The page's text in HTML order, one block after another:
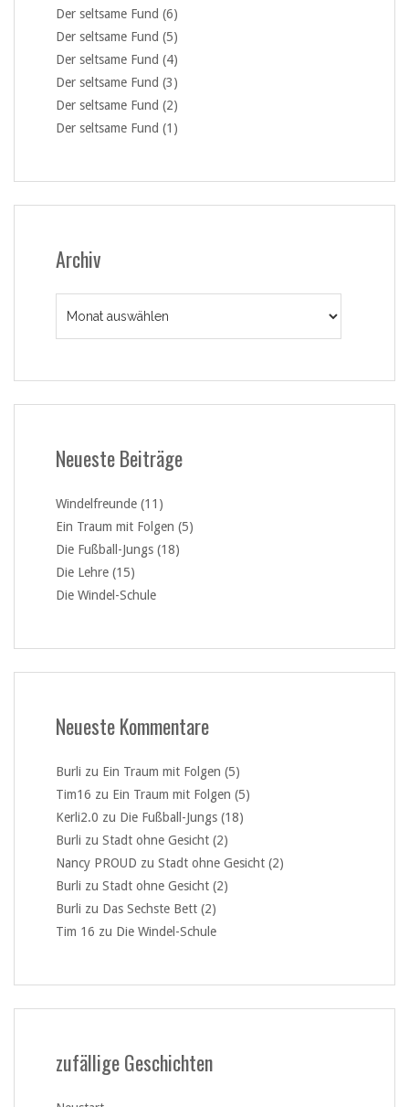
Der seltsame Fund (6)
Der seltsame Fund (5)
Der seltsame Fund (4)
Der seltsame Fund (3)
Der seltsame Fund (2)
Der seltsame Fund (1)
Archiv
Neueste Beiträge
Windelfreunde (11)
Ein Traum mit Folgen (5)
Die Fußball-Jungs (18)
Die Lehre (15)
Die Windel-Schule
Neueste Kommentare
Burli zu Ein Traum mit Folgen (5)
Tim16 zu Ein Traum mit Folgen (5)
Kerli2.0 zu Die Fußball-Jungs (18)
Burli zu Stadt ohne Gesicht (2)
Nancy PROUD zu Stadt ohne Gesicht (2)
Burli zu Stadt ohne Gesicht (2)
Burli zu Das Sechste Bett (2)
Tim 16 zu Die Windel-Schule
zufällige Geschichten